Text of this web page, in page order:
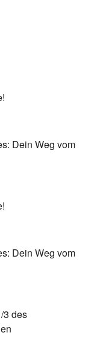
Dein Weg vom
Dein Weg vom
3 des